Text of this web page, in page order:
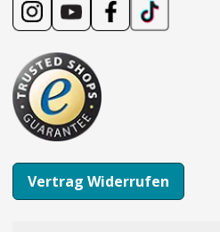
Vertrag Widerrufen